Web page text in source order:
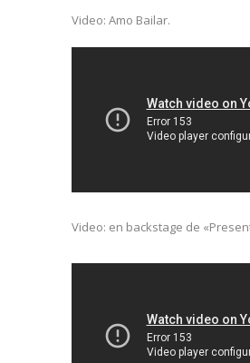
Video: Amo Bailar.
Video: en backstage de